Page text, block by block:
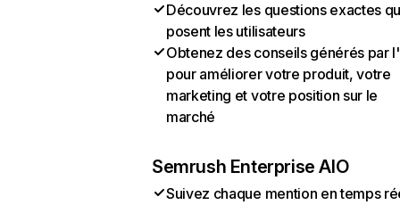
Découvrez les questions exactes
posent les utilisateurs
Obtenez des conseils générés par
pour améliorer votre produit, votre
marketing et votre position sur le
marché
Semrush Enterprise AIO
Suivez chaque mention en temps